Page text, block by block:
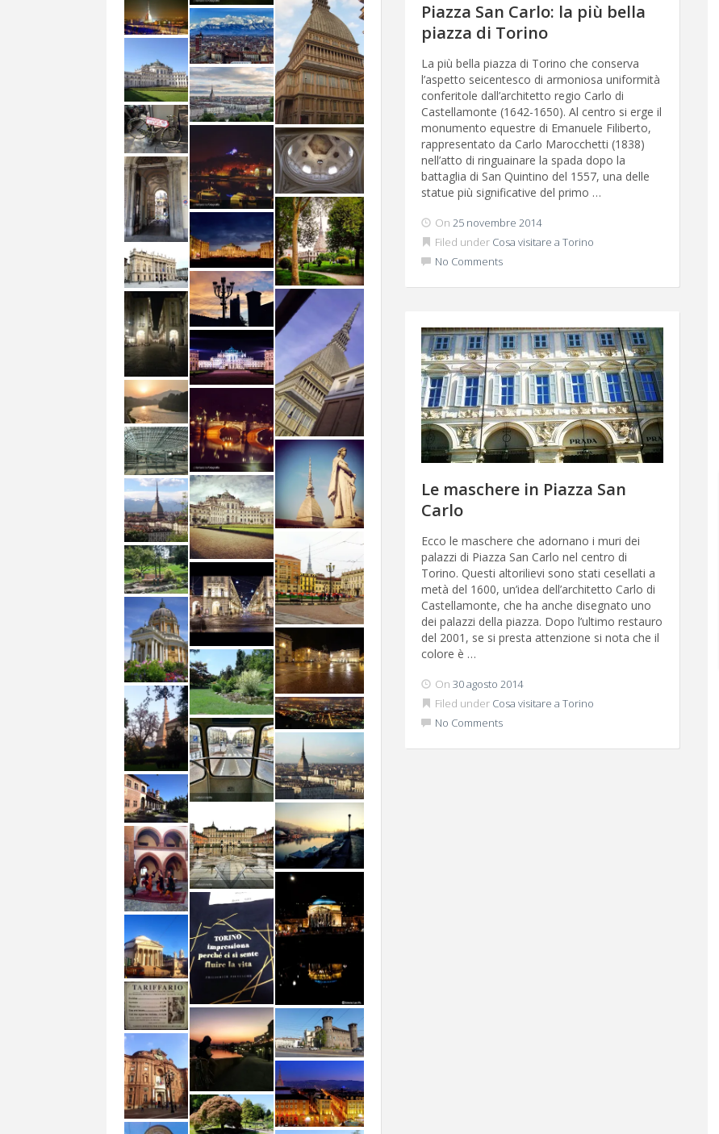
Piazza San Carlo: la più bella
piazza di Torino
La più bella piazza di Torino che conserva
l’aspetto seicentesco di armoniosa uniformità
conferitole dall’architetto regio Carlo di
Castellamonte (1642-1650). Al centro si erge il
monumento equestre di Emanuele Filiberto,
rappresentato da Carlo Marocchetti (1838)
nell’atto di ringuainare la spada dopo la
battaglia di San Quintino del 1557, una delle
statue più significative del primo …
On 25 novembre 2014
Filed under Cosa visitare a Torino
No Comments
Le maschere in Piazza San
Carlo
Ecco le maschere che adornano i muri dei
palazzi di Piazza San Carlo nel centro di
Torino. Questi altorilievi sono stati cesellati a
metà del 1600, un’idea dell’architetto Carlo di
Castellamonte, che ha anche disegnato uno
dei palazzi della piazza. Dopo l’ultimo restauro
del 2001, se si presta attenzione si nota che il
colore è …
On 30 agosto 2014
Filed under Cosa visitare a Torino
No Comments